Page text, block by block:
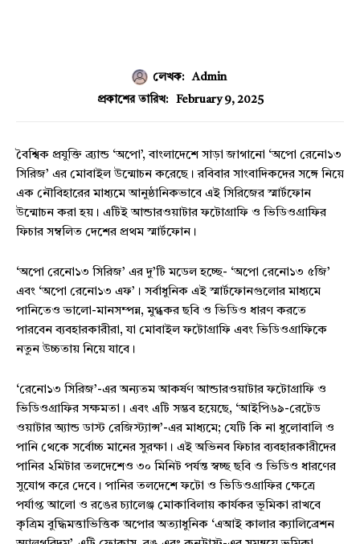
লেখক:
Admin
প্রকাশের তারিখ:
February 9, 2025
বৈশ্বিক প্রযুক্তি ব্র্যান্ড ‘অপো’, বাংলাদেশে সাড়া জাগানো ‘অপো রেনো১৩
সিরিজ’ এর মোবাইল উন্মোচন করেছে। রবিবার সাংবাদিকদের সঙ্গে নিয়ে
এক নৌবিহারের মাধ্যমে আনুষ্ঠানিকভাবে এই সিরিজের স্মার্টফোন
উন্মোচন করা হয়। এটিই আন্ডারওয়াটার ফটোগ্রাফি ও ভিডিওগ্রাফির
ফিচার সম্বলিত দেশের প্রথম স্মার্টফোন।
‘অপো রেনো১৩ সিরিজ’ এর দু’টি মডেল হচ্ছে- ‘অপো রেনো১৩ ৫জি’
এবং ‘অপো রেনো১৩ এফ’। সর্বাধুনিক এই স্মার্টফোনগুলোর মাধ্যমে
পানিতেও ভালো-মানসম্পন্ন, মুগ্ধকর ছবি ও ভিডিও ধারণ করতে
পারবেন ব্যবহারকারীরা, যা মোবাইল ফটোগ্রাফি এবং ভিডিওগ্রাফিকে
নতুন উচ্চতায় নিয়ে যাবে।
‘রেনো১৩ সিরিজ’-এর অন্যতম আকর্ষণ আন্ডারওয়াটার ফটোগ্রাফি ও
ভিডিওগ্রাফির সক্ষমতা। এবং এটি সম্ভব হয়েছে, ‘আইপি৬৯-রেটেড
ওয়াটার অ্যান্ড ডাস্ট রেজিস্ট্যান্স’-এর মাধ্যমে; যেটি কি না ধুলোবালি ও
পানি থেকে সর্বোচ্চ মানের সুরক্ষা। এই অভিনব ফিচার ব্যবহারকারীদের
পানির ২মিটার তলদেশেও ৩০ মিনিট পর্যন্ত স্বচ্ছ ছবি ও ভিডিও ধারণের
সুযোগ করে দেবে। পানির তলদেশে ফটো ও ভিডিওগ্রাফির ক্ষেত্রে
পর্যাপ্ত আলো ও রঙের চ্যালেঞ্জ মোকাবিলায় কার্যকর ভূমিকা রাখবে
কৃত্রিম বুদ্ধিমত্তাভিত্তিক অপোর অত্যাধুনিক ‘এআই কালার ক্যালিব্রেশন